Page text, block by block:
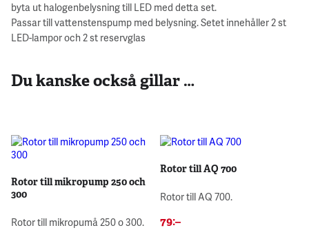
byta ut halogenbelysning till LED med detta set.
Passar till vattenstenspump med belysning. Setet innehåller 2 st
LED-lampor och 2 st reservglas
Du kanske också gillar …
Rotor till mikropump 250 och
300
Rotor till mikropumå 250 o 300.
Rotor till AQ 700
Rotor till AQ 700.
79:–